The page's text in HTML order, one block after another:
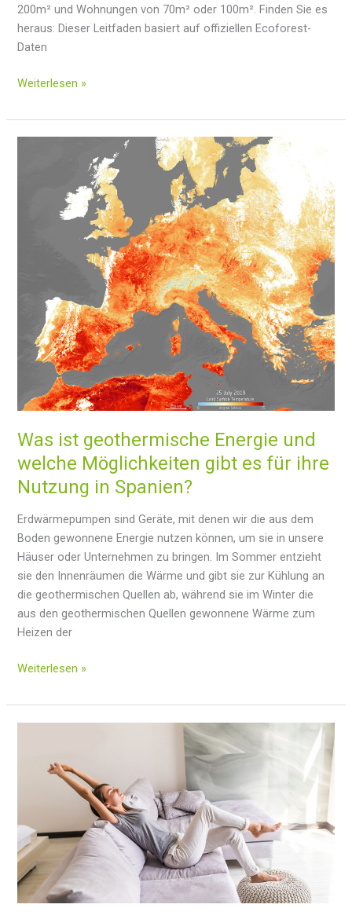
200m² und Wohnungen von 70m² oder 100m². Finden Sie es
heraus: Dieser Leitfaden basiert auf offiziellen Ecoforest-
Daten
Aerothermische
für
Häuser
Quadratmetern
Weiterlesen »
Was ist geothermische Energie und
welche Möglichkeiten gibt es für ihre
Nutzung in Spanien?
Erdwärmepumpen sind Geräte, mit denen wir die aus dem
Boden gewonnene Energie nutzen können, um sie in unsere
Häuser oder Unternehmen zu bringen. Im Sommer entzieht
sie den Innenräumen die Wärme und gibt sie zur Kühlung an
die geothermischen Quellen ab, während sie im Winter die
aus den geothermischen Quellen gewonnene Wärme zum
Heizen der
Was
geothermische
Energie
welche
Möglichkeiten
für
ihre
Nutzung
in
Weiterlesen »